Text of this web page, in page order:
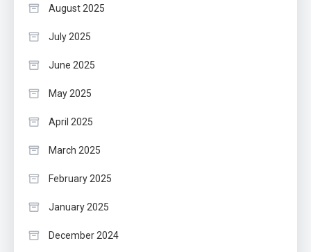
August 2025
July 2025
June 2025
May 2025
April 2025
March 2025
February 2025
January 2025
December 2024